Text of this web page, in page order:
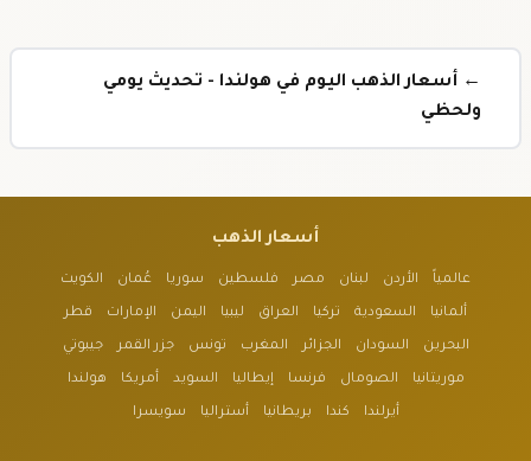
← أسعار الذهب اليوم في هولندا - تحديث يومي
ولحظي
أسعار الذهب
عالمياً الأردن لبنان مصر فلسطين سوريا عُمان الكويت
ألمانيا السعودية تركيا العراق ليبيا اليمن الإمارات قطر
البحرين السودان الجزائر المغرب تونس جزر القمر جيبوتي
موريتانيا الصومال فرنسا إيطاليا السويد أمريكا هولندا
أيرلندا كندا بريطانيا أستراليا سويسرا